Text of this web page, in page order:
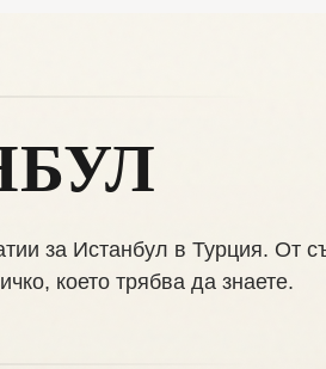
за Истанбул в Турция. От
което трябва да знаете.